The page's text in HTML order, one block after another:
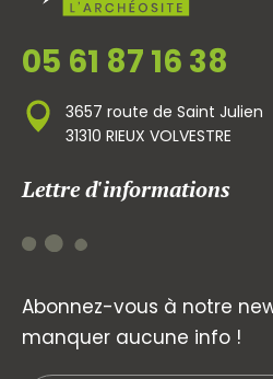
05 61 87 16 38
3657 route de Saint Julien
31310 RIEUX VOLVESTRE
Lettre d'informations
Abonnez-vous à notre
manquer aucune info !